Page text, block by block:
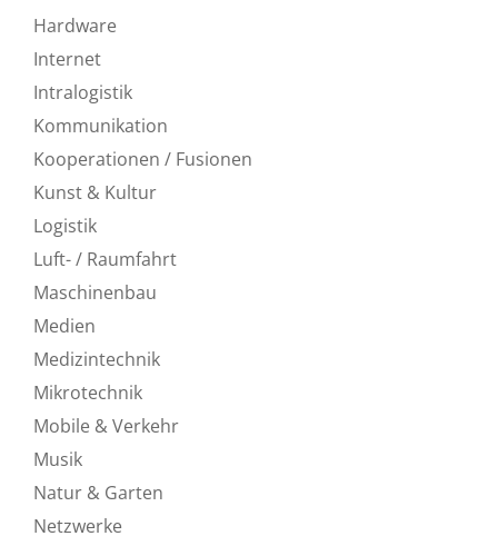
Hardware
Internet
Intralogistik
Kommunikation
Kooperationen / Fusionen
Kunst & Kultur
Logistik
Luft- / Raumfahrt
Maschinenbau
Medien
Medizintechnik
Mikrotechnik
Mobile & Verkehr
Musik
Natur & Garten
Netzwerke